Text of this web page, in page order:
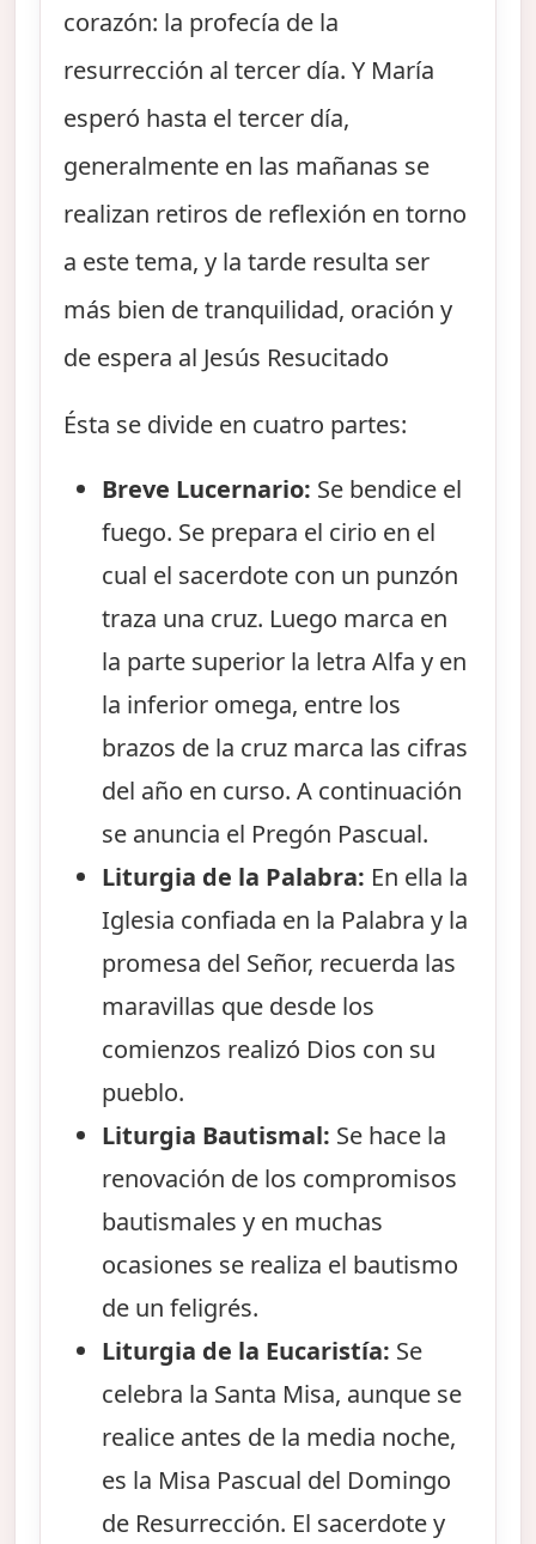
corazón: la profecía de la
resurrección al tercer día. Y María
esperó hasta el tercer día,
generalmente en las mañanas se
realizan retiros de reflexión en torno
a este tema, y la tarde resulta ser
más bien de tranquilidad, oración y
de espera al Jesús Resucitado
Ésta se divide en cuatro partes:
Breve Lucernario: Se bendice el
fuego. Se prepara el cirio en el
cual el sacerdote con un punzón
traza una cruz. Luego marca en
la parte superior la letra Alfa y en
la inferior omega, entre los
brazos de la cruz marca las cifras
del año en curso. A continuación
se anuncia el Pregón Pascual.
Liturgia de la Palabra: En ella la
Iglesia confiada en la Palabra y la
promesa del Señor, recuerda las
maravillas que desde los
comienzos realizó Dios con su
pueblo.
Liturgia Bautismal: Se hace la
renovación de los compromisos
bautismales y en muchas
ocasiones se realiza el bautismo
de un feligrés.
Liturgia de la Eucaristía: Se
celebra la Santa Misa, aunque se
realice antes de la media noche,
es la Misa Pascual del Domingo
de Resurrección. El sacerdote y